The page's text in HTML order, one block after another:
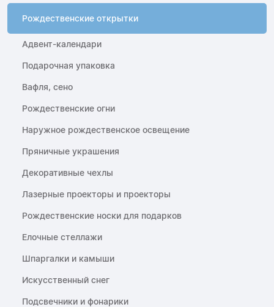
Рождественские открытки
Адвент-календари
Подарочная упаковка
Вафля, сено
Рождественские огни
Наружное рождественское освещение
Пряничные украшения
Декоративные чехлы
Лазерные проекторы и проекторы
Рождественские носки для подарков
Елочные стеллажи
Шпаргалки и камыши
Искусственный снег
Подсвечники и фонарики